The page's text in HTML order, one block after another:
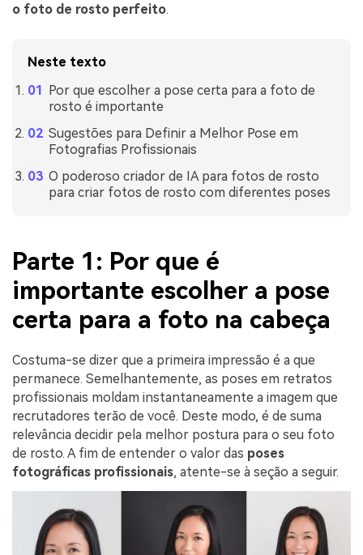
o foto de rosto perfeito.
Neste texto
Por que escolher a pose certa para a foto de
rosto é importante
Sugestões para Definir a Melhor Pose em
Fotografias Profissionais
O poderoso criador de IA para fotos de rosto
para criar fotos de rosto com diferentes poses
Parte 1: Por que é
importante escolher a pose
certa para a foto na cabeça
Costuma-se dizer que a primeira impressão é a que
permanece. Semelhantemente, as poses em retratos
profissionais moldam instantaneamente a imagem que
recrutadores terão de você. Deste modo, é de suma
relevância decidir pela melhor postura para o seu foto
de rosto. A fim de entender o valor das poses
fotográficas profissionais, atente-se à seção a seguir.